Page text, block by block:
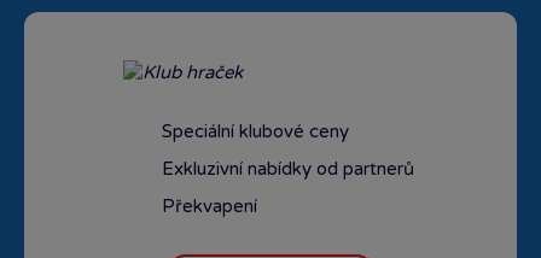
Speciální klubové ceny
Exkluzivní nabídky od partnerů
Překvapení